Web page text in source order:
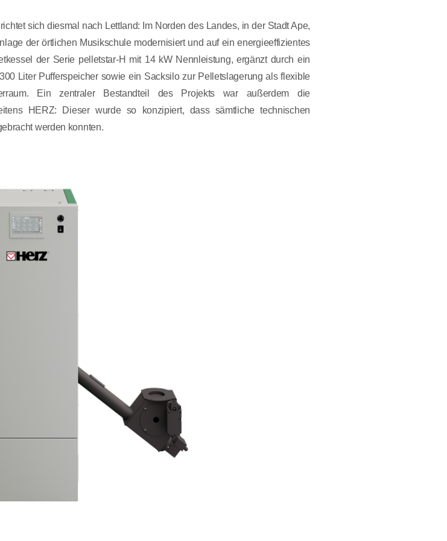
sich diesmal nach Lettland: Im Norden des Landes, in der Stadt Ape,
der örtlichen Musikschule modernisiert und auf ein energieeffizientes
der Serie pelletstar-H mit 14 kW Nennleistung, ergänzt durch ein
Liter Pufferspeicher sowie ein Sacksilo zur Pelletslagerung als flexible
Ein zentraler Bestandteil des Projekts war außerdem die
HERZ: Dieser wurde so konzipiert, dass sämtliche technischen
werden konnten.